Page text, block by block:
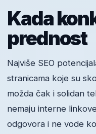
Kada
prednost
Najviše SEO
stranicama koje su
možda čak i solidan
nemaju interne
odgovora i ne vode